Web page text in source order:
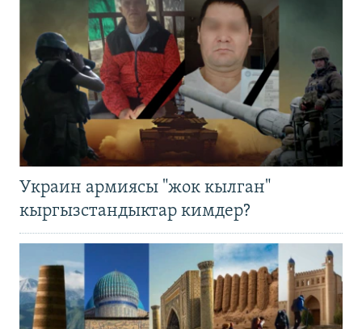
Украин армиясы "жок кылган"
кыргызстандыктар кимдер?